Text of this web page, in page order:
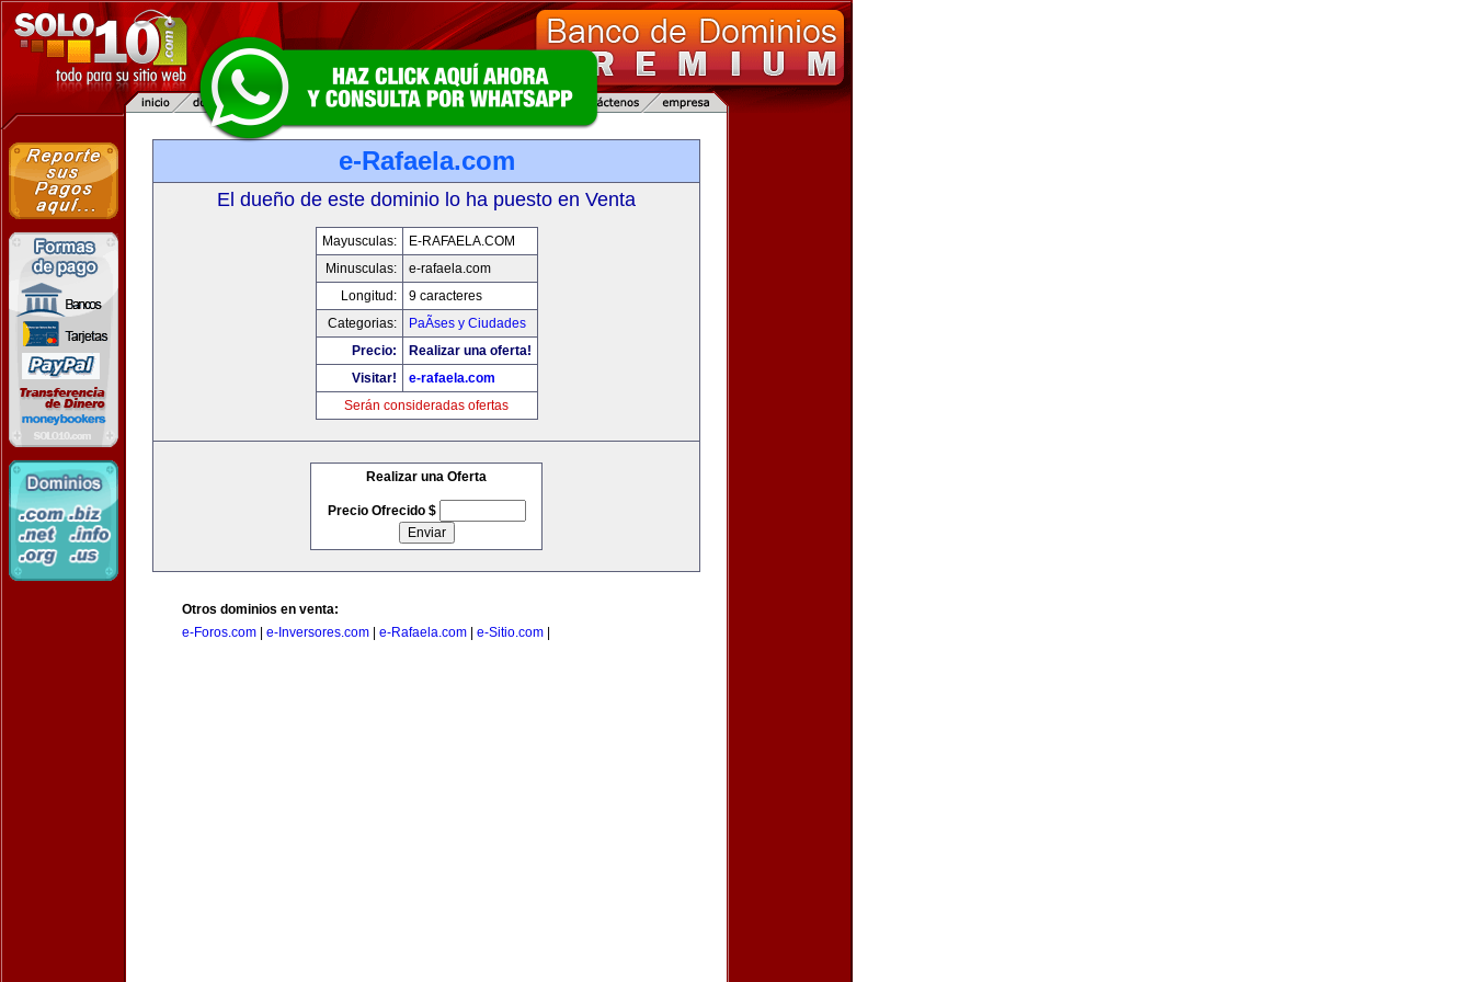
e-Rafaela.com
El dueño de este dominio lo ha puesto en Venta
Mayusculas:
E-RAFAELA.COM
Minusculas:
e-rafaela.com
Longitud:
9 caracteres
Categorias:
PaÃ­ses y Ciudades
Precio:
Realizar una oferta!
Visitar!
e-rafaela.com
Serán consideradas ofertas
Realizar una Oferta
Precio Ofrecido $
Otros dominios en venta:
e-Foros.com
e-Inversores.com e-Rafaela.com e-Sitio.com